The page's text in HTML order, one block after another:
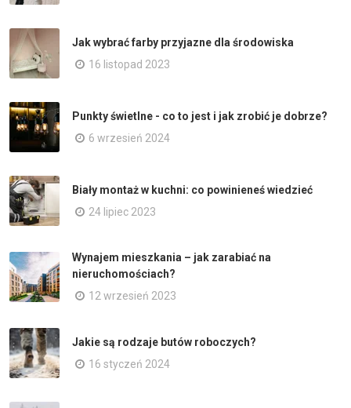
Jak wybrać farby przyjazne dla środowiska
16 listopad 2023
Punkty świetlne - co to jest i jak zrobić je dobrze?
6 wrzesień 2024
Biały montaż w kuchni: co powinieneś wiedzieć
24 lipiec 2023
Wynajem mieszkania – jak zarabiać na
nieruchomościach?
12 wrzesień 2023
Jakie są rodzaje butów roboczych?
16 styczeń 2024